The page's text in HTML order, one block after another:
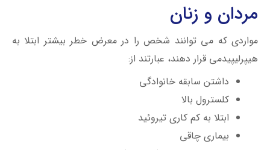
مردان و زنان
مواردی که می توانند شخص را در معرض خطر بیشتر ابتلا به
هیپرلیپیدمی قرار دهند، عبارتند از:
داشتن سابقه خانوادگی
کلسترول بالا
ابتلا به کم کاری تیروئید
بیماری چاقی